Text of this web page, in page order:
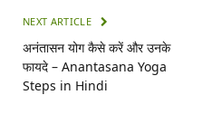
NEXT ARTICLE
अनंतासन योग कैसे करें और उनके
फायदे – Anantasana Yoga
Steps in Hindi